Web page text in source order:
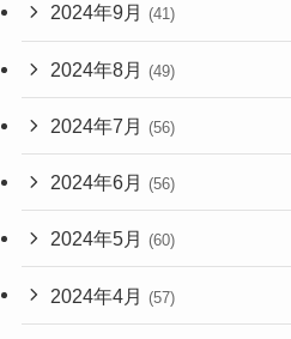
2024年9月 (41)
2024年8月 (49)
2024年7月 (56)
2024年6月 (56)
2024年5月 (60)
2024年4月 (57)